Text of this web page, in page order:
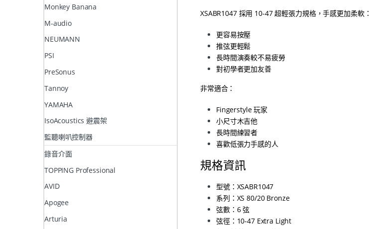
XSABR1047 採用 10-47 超輕張力規格，手感更加柔軟：
更容易按壓
推弦更輕鬆
長時間演奏較不易疲勞
對初學者更加友善
非常適合：
Fingerstyle 玩家
小尺寸木吉他
長時間練習者
喜歡低張力手感的人
規格資訊
型號：XSABR1047
系列：XS 80/20 Bronze
弦數：6 弦
弦徑：10-47 Extra Light
Monkey Banana
M-audio
NEUMANN
PSI
PreSonus
Tannoy
YAMAHA
IsoAcoustics 避震架
監聽喇叭控制器
錄音介面
TOPPING Professional
AVID
Apogee
Arturia